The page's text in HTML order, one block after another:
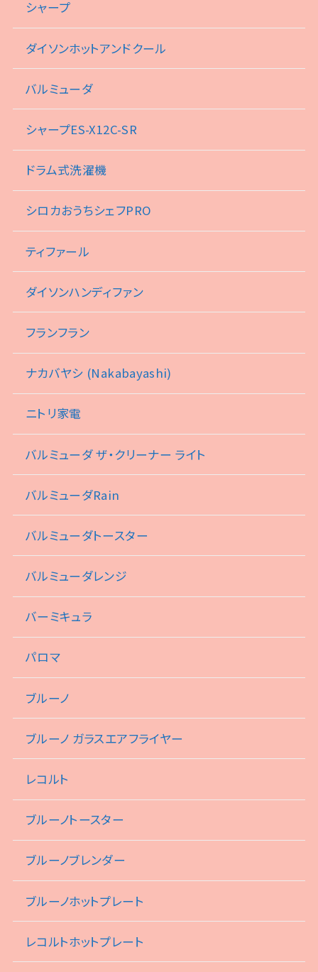
シャープ
ダイソンホットアンドクール
バルミューダ
シャープES-X12C-SR
ドラム式洗濯機
シロカおうちシェフPRO
ティファール
ダイソンハンディファン
フランフラン
ナカバヤシ (Nakabayashi)
ニトリ家電
バルミューダ ザ・クリーナー ライト
バルミューダRain
バルミューダトースター
バルミューダレンジ
バーミキュラ
パロマ
ブルーノ
ブルーノ ガラスエアフライヤー
レコルト
ブルーノトースター
ブルーノブレンダー
ブルーノホットプレート
レコルトホットプレート